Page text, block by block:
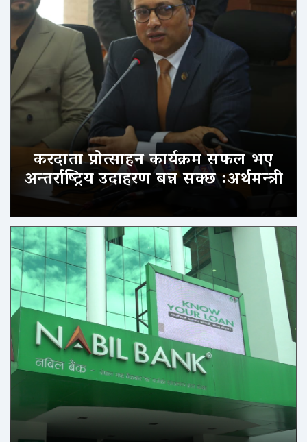
करदाता प्रोत्साहन कार्यक्रम सफल भए
अन्तर्राष्ट्रिय उदाहरण बन्न सक्छ :अर्थमन्त्री